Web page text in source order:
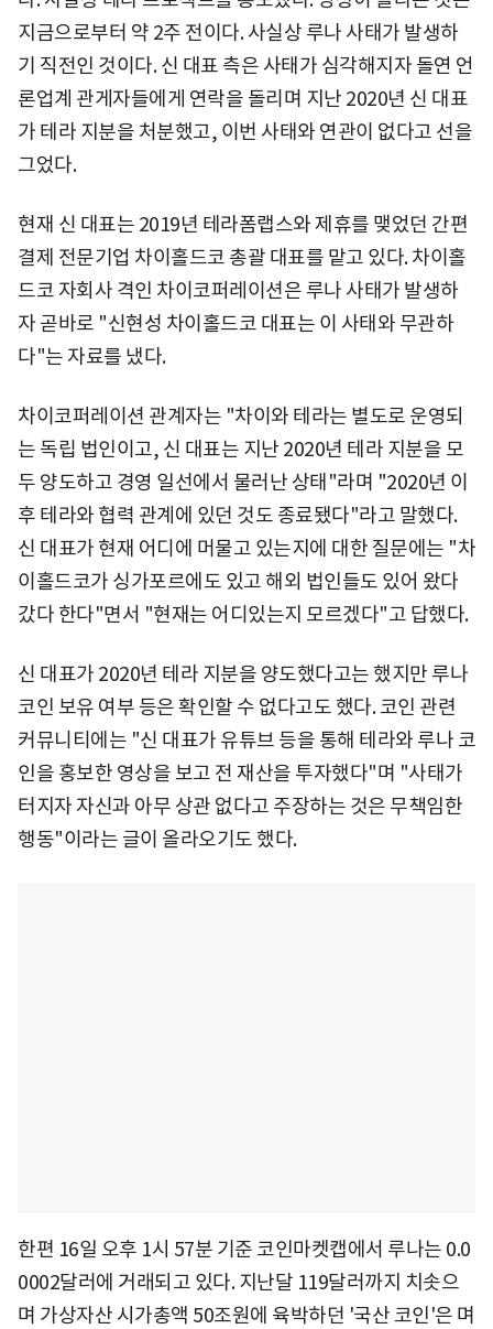
지금으로부터 약 2주 전이다. 사실상 루나 사태가 발생하
기 직전인 것이다. 신 대표 측은 사태가 심각해지자 돌연 언
론업계 관게자들에게 연락을 돌리며 지난 2020년 신 대표
가 테라 지분을 처분했고, 이번 사태와 연관이 없다고 선을
그었다.
현재 신 대표는 2019년 테라폼랩스와 제휴를 맺었던 간편
결제 전문기업 차이홀드코 총괄 대표를 맡고 있다. 차이홀
드코 자회사 격인 차이코퍼레이션은 루나 사태가 발생하
자 곧바로 "신현성 차이홀드코 대표는 이 사태와 무관하
다"는 자료를 냈다.
차이코퍼레이션 관계자는 "차이와 테라는 별도로 운영되
는 독립 법인이고, 신 대표는 지난 2020년 테라 지분을 모
두 양도하고 경영 일선에서 물러난 상태"라며 "2020년 이
후 테라와 협력 관계에 있던 것도 종료됐다"라고 말했다.
신 대표가 현재 어디에 머물고 있는지에 대한 질문에는 "차
이홀드코가 싱가포르에도 있고 해외 법인들도 있어 왔다
갔다 한다"면서 "현재는 어디있는지 모르겠다"고 답했다.
신 대표가 2020년 테라 지분을 양도했다고는 했지만 루나
코인 보유 여부 등은 확인할 수 없다고도 했다. 코인 관련
커뮤니티에는 "신 대표가 유튜브 등을 통해 테라와 루나 코
인을 홍보한 영상을 보고 전 재산을 투자했다"며 "사태가
터지자 자신과 아무 상관 없다고 주장하는 것은 무책임한
행동"이라는 글이 올라오기도 했다.
한편 16일 오후 1시 57분 기준 코인마켓캡에서 루나는 0.0
0002달러에 거래되고 있다. 지난달 119달러까지 치솟으
며 가상자산 시가총액 50조원에 육박하던 '국산 코인'은 며